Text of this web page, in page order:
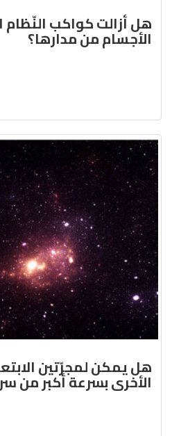
هل أزالت كواكب
الأجسام من مدارها؟
هل يمكن لمجرّتين
الأخرى بسرعة أكبر من